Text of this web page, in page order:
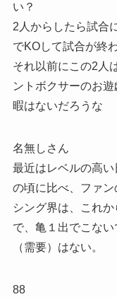
い？
2人からしたら試合
でKOして試合が終
それ以前にこの2人
ントボクサーのお
暇はないだろうな
名無しさん
最近はレベルの高
の頃に比べ、ファ
シング界は、これ
で、亀１出でこな
（需要）はない。
88